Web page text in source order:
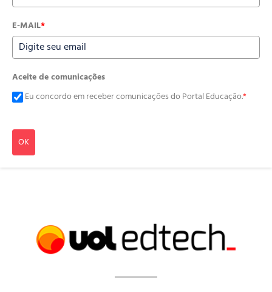
E-MAIL*
Aceite de comunicações
Eu concordo em receber comunicações do Portal Educação.*
OK